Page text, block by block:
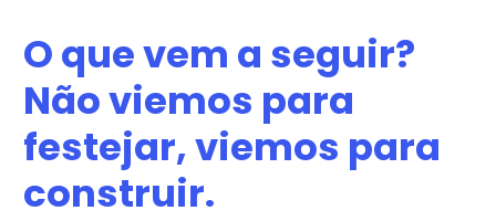
O que vem a seguir?
Não viemos para
festejar, viemos para
construir.